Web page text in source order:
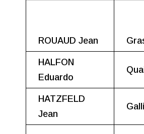
ROUAUD Jean
HALFON
Eduardo
HATZFELD
Jean